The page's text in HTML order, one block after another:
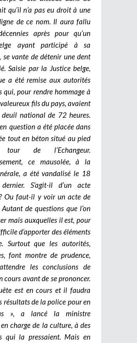
qu’il n’a pas eu droit à une
de ce nom. Il aura fallu
après pour qu’un
ayant participé à sa
se vante de détenir une dent
Saisie par la Justice belge,
a été remise aux autorités
qui, pour rendre hommage à
fils du pays, avaient
national de 72 heures.
question a été placée dans
tout en béton situé au pied
de l’Echangeur.
ce mausolée, à la
a été vandalisé le 18
S’agit-il d’un acte
Ou faut-il y voir un acte de
Autant de questions que l’on
mais auxquelles il est, pour
d’apporter des éléments
Surtout que les autorités,
font montre de prudence,
les conclusions de
cours avant de se prononcer.
est en cours et il faudra
résultats de la police pour en
», a lancé la ministre
charge de la culture, à des
qui la pressaient. Mais en